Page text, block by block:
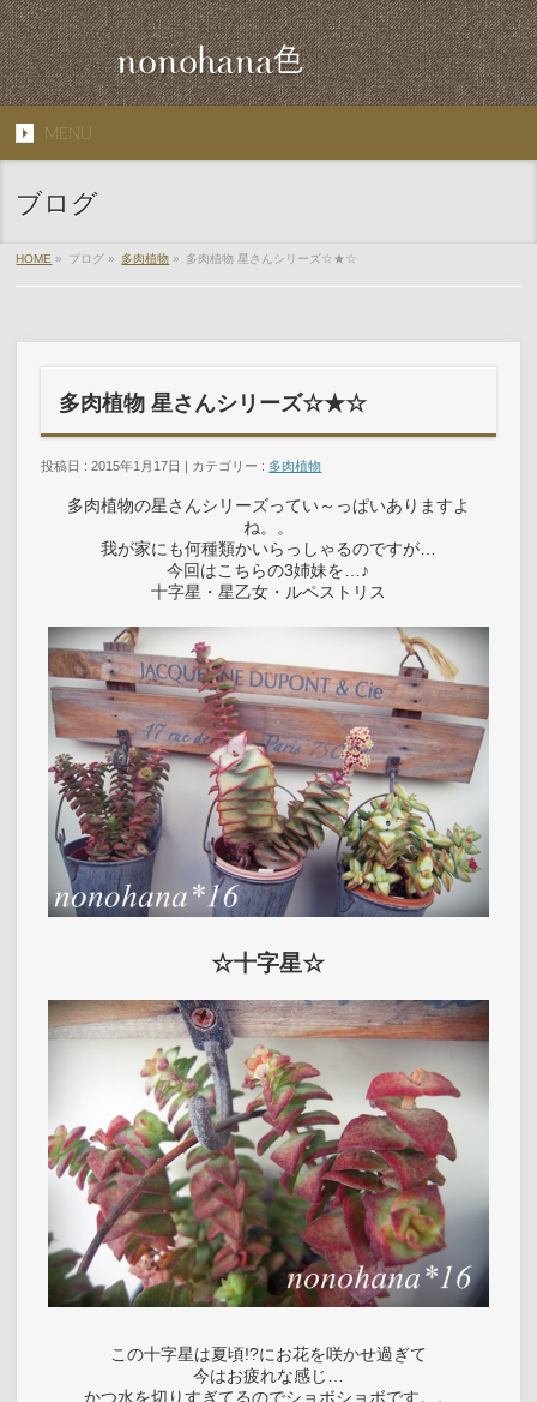
MENU
ブログ
HOME » ブログ » 多肉植物 » 多肉植物 星さんシリーズ☆★☆
多肉植物 星さんシリーズ☆★☆
投稿日 : 2015年1月17日 | カテゴリー : 多肉植物
多肉植物の星さんシリーズってい～っぱいありますよ
ね。。
我が家にも何種類かいらっしゃるのですが…
今回はこちらの3姉妹を…♪
十字星・星乙女・ルペストリス
☆十字星☆
この十字星は夏頃!?にお花を咲かせ過ぎて
今はお疲れな感じ…
かつ水を切りすぎてるのでショボショボです。。